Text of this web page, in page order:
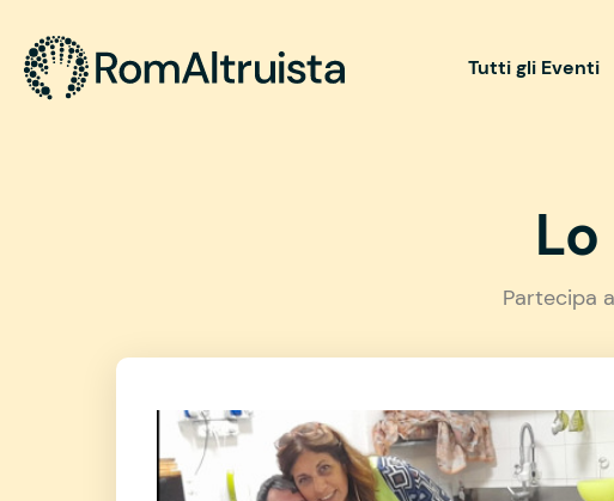
Tutti gli Eventi
Partecipa